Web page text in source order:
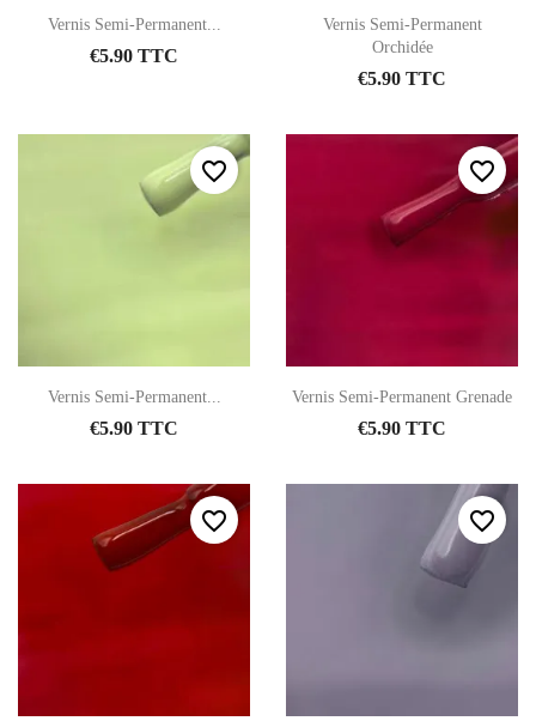
Vernis Semi-Permanent...
€5.90 TTC
Vernis Semi-Permanent
Orchidée
€5.90 TTC
Vernis Semi-Permanent...
€5.90 TTC
favorite_border
Vernis Semi-Permanent Grenade
€5.90 TTC
favorite_border
favorite_border favorite_border